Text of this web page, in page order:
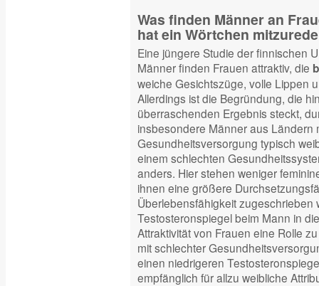
Was finden Männer an
hat ein Wörtchen
Eine jüngere Studie der finnischen
Männer finden Frauen attraktiv, die
weiche Gesichtszüge, volle Lippen
Allerdings ist die Begründung, die
überraschenden Ergebnis steckt,
insbesondere Männer aus Ländern
Gesundheitsversorgung typisch
einem schlechten
anders. Hier stehen weniger
ihnen eine größere
Überlebensfähigkeit zugeschrieben
Testosteronspiegel beim Mann in
Attraktivität von Frauen eine Rolle
mit schlechter
einen niedrigeren
empfänglich für allzu weibliche